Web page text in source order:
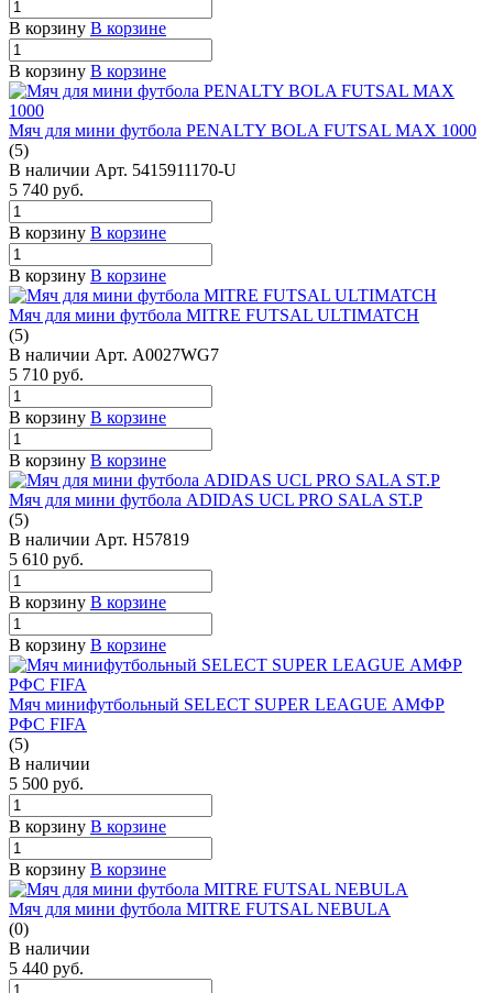
В корзину В корзине
В корзину В корзине
Мяч для мини футбола PENALTY BOLA FUTSAL MAX 1000
(5)
В наличии Арт. 5415911170-U
5 740 руб.
В корзину В корзине
В корзину В корзине
Мяч для мини футбола MITRE FUTSAL ULTIMATCH
(5)
В наличии Арт. A0027WG7
5 710 руб.
В корзину В корзине
В корзину В корзине
Мяч для мини футбола ADIDAS UCL PRO SALA ST.P
(5)
В наличии Арт. H57819
5 610 руб.
В корзину В корзине
В корзину В корзине
Мяч минифутбольный SELECT SUPER LEAGUE АМФР
РФС FIFA
(5)
В наличии
5 500 руб.
В корзину В корзине
В корзину В корзине
Мяч для мини футбола MITRE FUTSAL NEBULA
(0)
В наличии
5 440 руб.